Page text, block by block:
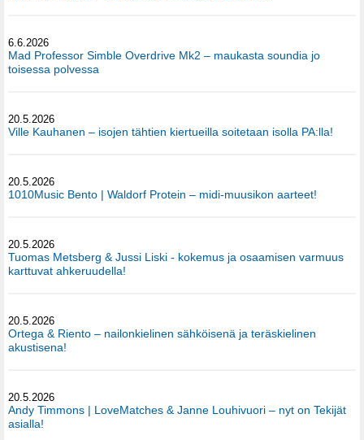
6.6.2026
Mad Professor Simble Overdrive Mk2 – maukasta soundia jo
toisessa polvessa
20.5.2026
Ville Kauhanen – isojen tähtien kiertueilla soitetaan isolla PA:lla!
20.5.2026
1010Music Bento | Waldorf Protein – midi-muusikon aarteet!
20.5.2026
Tuomas Metsberg & Jussi Liski - kokemus ja osaamisen varmuus
karttuvat ahkeruudella!
20.5.2026
Ortega & Riento – nailonkielinen sähköisenä ja teräskielinen
akustisena!
20.5.2026
Andy Timmons | LoveMatches & Janne Louhivuori – nyt on Tekijät
asialla!